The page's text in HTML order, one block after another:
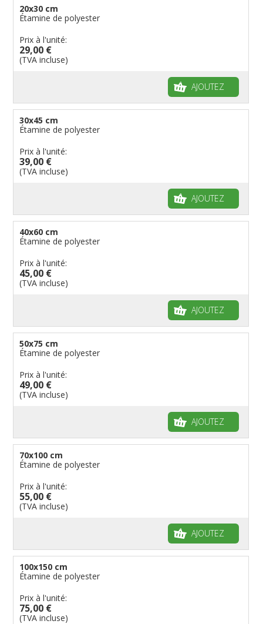
20x30 cm
Étamine de polyester
Prix à l'unité:
29,00 €
(TVA incluse)
AJOUTEZ
30x45 cm
Étamine de polyester
Prix à l'unité:
39,00 €
(TVA incluse)
AJOUTEZ
40x60 cm
Étamine de polyester
Prix à l'unité:
45,00 €
(TVA incluse)
AJOUTEZ
50x75 cm
Étamine de polyester
Prix à l'unité:
49,00 €
(TVA incluse)
AJOUTEZ
70x100 cm
Étamine de polyester
Prix à l'unité:
55,00 €
(TVA incluse)
AJOUTEZ
100x150 cm
Étamine de polyester
Prix à l'unité:
75,00 €
(TVA incluse)